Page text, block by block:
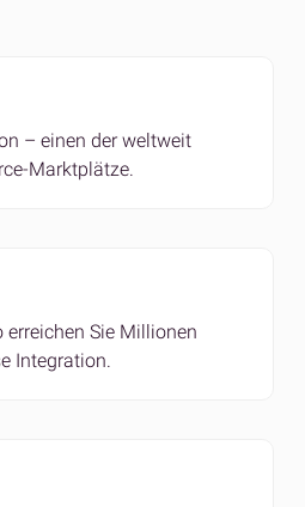
– einen der weltweit
Marktplätze.
erreichen Sie Millionen
Integration.